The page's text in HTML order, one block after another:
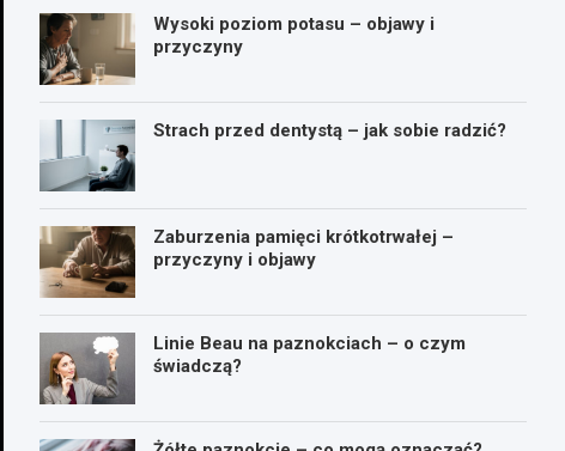
Wysoki poziom potasu – objawy i
przyczyny
Strach przed dentystą – jak sobie radzić?
Zaburzenia pamięci krótkotrwałej –
przyczyny i objawy
Linie Beau na paznokciach – o czym
świadczą?